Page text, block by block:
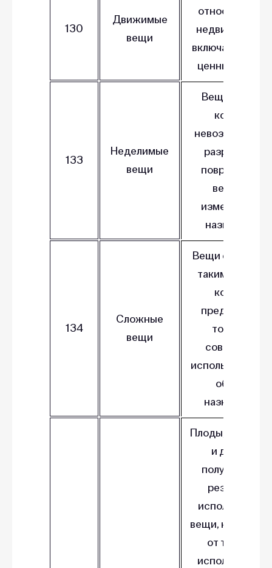
130
Движимые
вещи
относящиеся
включая
ценные
133
Неделимые
вещи
Вещи, раздел
которых
невозможен
разрушения,
повреждения
вещи или
изменения ее
назначения.
134
Сложные
вещи
Вещи
таким
который
предполагает
только их
совместное
использование
общему
назначению.
Плоды,
и доходы,
полученные в
результате
вещи,
от того, кто
использует